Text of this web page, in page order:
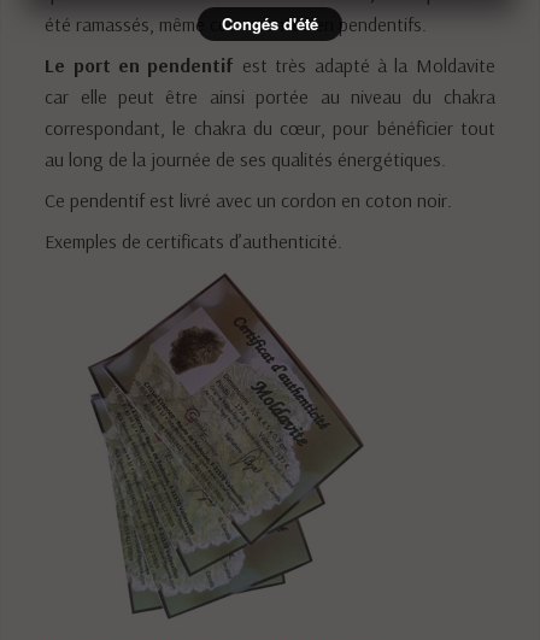
été ramassés, même ceux montés en pendentifs.
Le port en pendentif est très adapté à la Moldavite
car elle peut être ainsi portée au niveau du chakra
correspondant, le chakra du cœur, pour bénéficier tout
au long de la journée de ses qualités énergétiques.
Ce pendentif est livré avec un cordon en coton noir.
Exemples de certificats d’authenticité.
Congés d'été